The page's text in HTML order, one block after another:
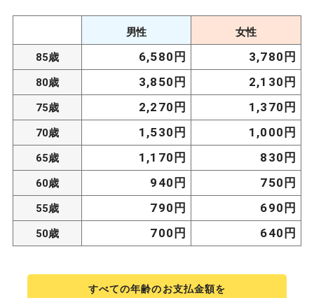
男性
女性
85歳
6,580円 3,780円
80歳 3,850円 2,130円
75歳 2,270円 1,370円
70歳 1,530円 1,000円
65歳 1,170円 830円
60歳 940円 750円
55歳 790円 690円
50歳 700円 640円
すべての年齢のお支払金額を